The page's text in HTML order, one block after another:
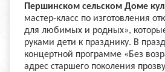
Першинском сельском Доме
мастер-класс по изготовления
для любимых и родных»,
руками дети к празднику. В
концертной программе «Без
адрес старшего поколения